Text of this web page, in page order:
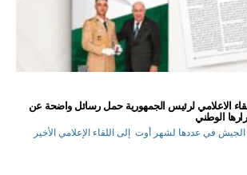
الاعلامي لرئيس الجمهورية حمل رسائل واضحة عن
الوطني
الجيش في عددها لشهر أوت إلى اللقاء الإعلامي الأخير